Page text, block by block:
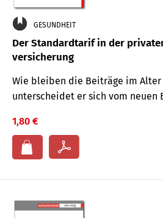
GESUNDHEIT
Der Standard­tarif in der
versicherung
Wie bleiben die Beiträge im Alter
unterscheidet er sich vom neuen
1,80 €